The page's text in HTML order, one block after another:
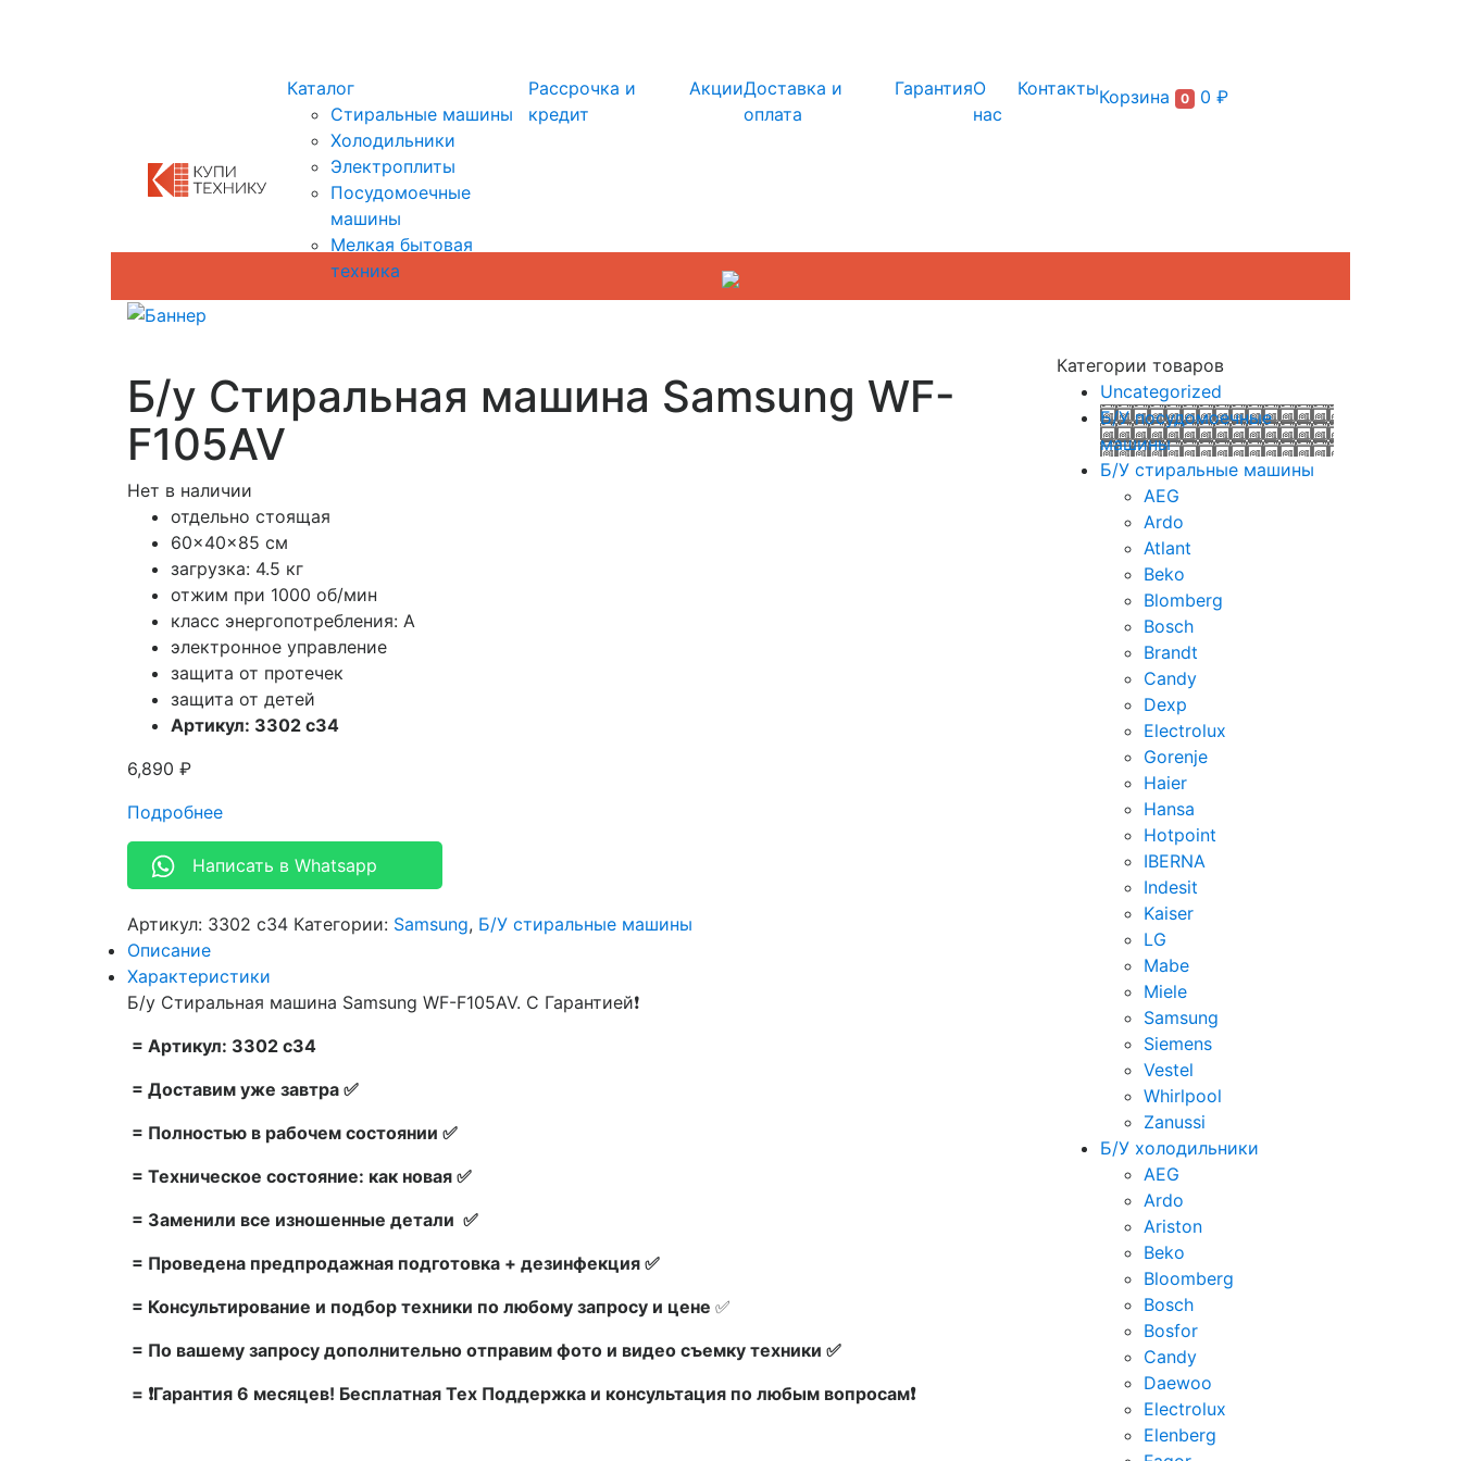
Каталог
Стиральные машины
Холодильники
Электроплиты
Посудомоечные
машины
Мелкая бытовая
техника
Рассрочка и
кредит
АкцииДоставка и
оплата
ГарантияО
нас
КонтактыКорзина 0 0 ₽
Б/у Стиральная машина Samsung WF-
F105AV
Нет в наличии
отдельно стоящая
60x40x85 см
загрузка: 4.5 кг
отжим при 1000 об/мин
класс энергопотребления: A
электронное управление
защита от протечек
защита от детей
Артикул: 3302 c34
6,890 ₽
Подробнее
Написать в Whatsapp
Артикул: 3302 c34 Категории: Samsung, Б/У стиральные машины
Описание
Характеристики
Б/у Стиральная машина Samsung WF-F105AV. С Гарантией❗
= Артикул: 3302 c34
= Доставим уже завтра ✅
= Полностью в рабочем состоянии ✅
= Техническое состояние: как новая ✅
= Заменили все изношенные детали ✅
= Проведена предпродажная подготовка + дезинфекция ✅
= Консультирование и подбор техники по любому запросу и цене ✅
= По вашему запросу дополнительно отправим фото и видео съемку техники ✅
= ❗Гарантия 6 месяцев! Бесплатная Тех Поддержка и консультация по любым вопросам❗
Категории товаров
Uncategorized
Б/У посудомоечные
машины
Б/У стиральные машины
AEG
Ardo
Atlant
Beko
Blomberg
Bosch
Brandt
Candy
Dexp
Electrolux
Gorenje
Haier
Hansa
Hotpoint
IBERNA
Indesit
Kaiser
LG
Mabe
Miele
Samsung
Siemens
Vestel
Whirlpool
Zanussi
Б/У холодильники
AEG
Ardo
Ariston
Beko
Bloomberg
Bosch
Bosfor
Candy
Daewoo
Electrolux
Elenberg